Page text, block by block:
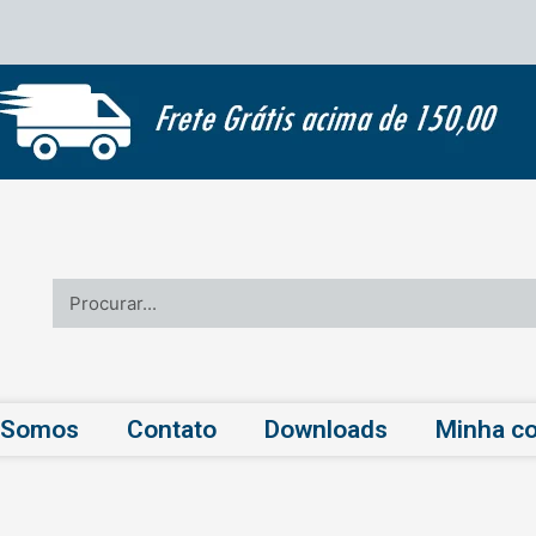
Pesquisar
Contato Downloads Minha